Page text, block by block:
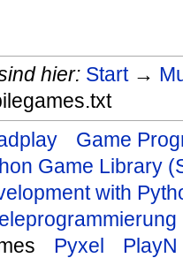
hier: Start→
Game
Game Library
with
Pyxel
PlayN